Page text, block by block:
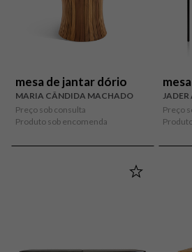
mesa de jantar dório
MARIA CÂNDIDA MACHADO
Preço sob consulta
Produto sob encomenda
JADER
Preço